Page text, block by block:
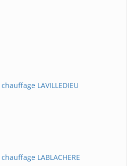
LAVILLEDIEU
LABLACHERE